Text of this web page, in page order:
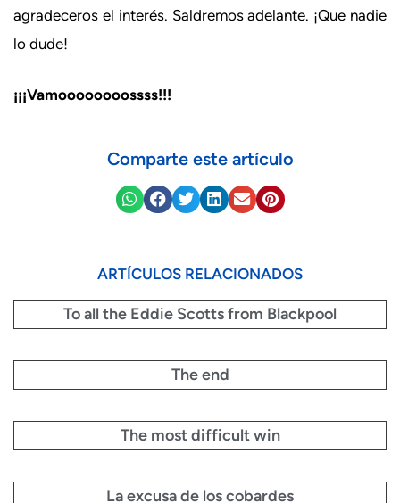
agradeceros el interés. Saldremos adelante. ¡Que nadie
lo dude!
¡¡¡Vamoooooooossss!!!
Comparte este artículo
ARTÍCULOS RELACIONADOS
To all the Eddie Scotts from Blackpool
The end
The most difficult win
La excusa de los cobardes